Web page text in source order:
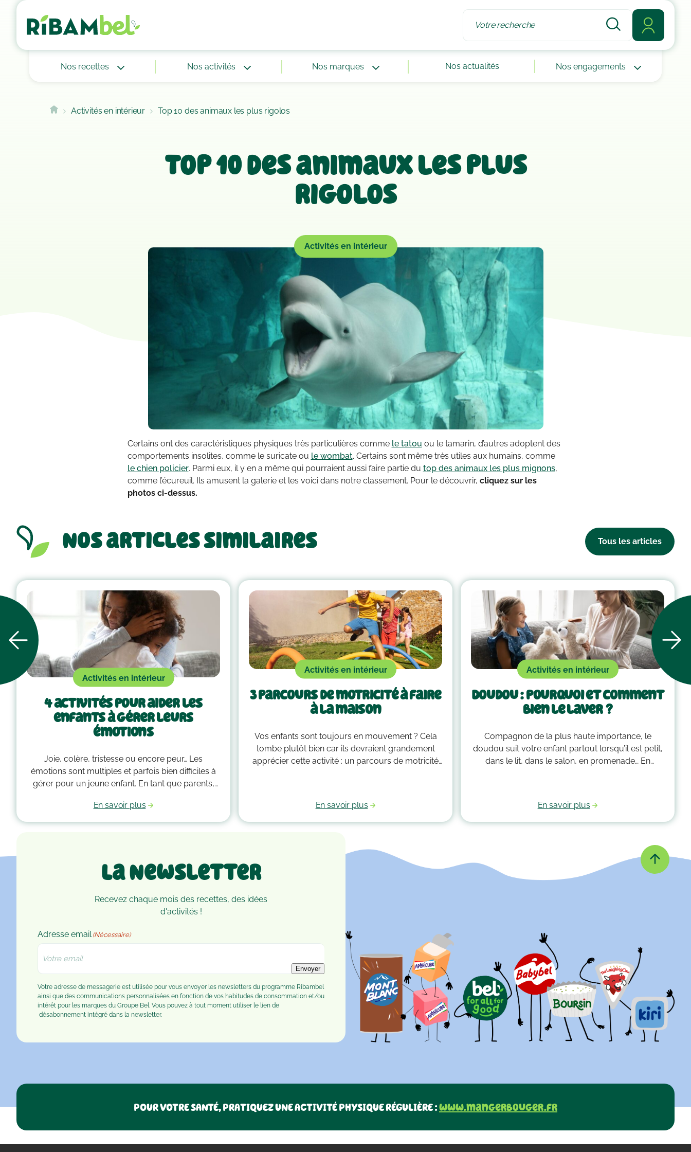
Nos recettes Nos activités Nos marques Nos actualités Nos engagements
Activités en intérieur Top 10 des animaux les plus rigolos
Top 10 des animaux les plus
rigolos
Activités en intérieur
Certains ont des caractéristiques physiques très particulières comme le tatou ou le tamarin, d’autres adoptent des
comportements insolites, comme le suricate ou le wombat. Certains sont même très utiles aux humains, comme
le chien policier. Parmi eux, il y en a même qui pourraient aussi faire partie du top des animaux les plus mignons,
comme l’écureuil. Ils amusent la galerie et les voici dans notre classement. Pour le découvrir, cliquez sur les
photos ci-dessus.
Nos articles similaires Tous les articles
Activités en intérieur
4 activités pour aider les
enfants à gérer leurs
émotions
Joie, colère, tristesse ou encore peur… Les
émotions sont multiples et parfois bien difficiles à
gérer pour un jeune enfant. En tant que parents,
et avoir parfois plus d’un tour dans votre sac pour
les accompagner. Voici quelques outils qui
En savoir plus
Activités en intérieur
3 parcours de motricité à faire
à la maison
Vos enfants sont toujours en mouvement ? Cela
tombe plutôt bien car ils devraient grandement
apprécier cette activité : un parcours de motricité
En savoir plus
Activités en intérieur
Doudou : pourquoi et comment
bien le laver ?
Compagnon de la plus haute importance, le
doudou suit votre enfant partout lorsqu’il est petit,
dans le lit, dans le salon, en promenade… En
d’autres microbes, il est peut-être temps de le
passer à la machine. Mais comment laver un
En savoir plus
La Newsletter
Recevez chaque mois des recettes, des idées
d'activités !
Adresse email (Nécessaire)
Envoyer
Votre adresse de messagerie est utilisée pour vous envoyer les newsletters du programme Ribambel
ainsi que des communications personnalisées en fonction de vos habitudes de consommation et/ou
intérêt pour les marques du Groupe Bel. Vous pouvez à tout moment utiliser le lien de
désabonnement intégré dans la newsletter.
POUR VOTRE SANTÉ, PRATIQUEZ UNE ACTIVITÉ PHYSIQUE RÉGULIÈRE :www.mangerbouger.fr
Cookies management panel